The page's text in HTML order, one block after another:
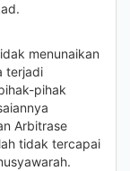
menunaikan
terjadi
pihak
Arbitrase
tidak tercapai